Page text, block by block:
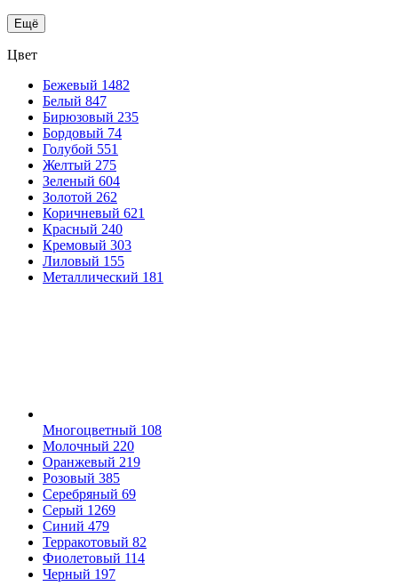
Ещё
Цвет
Бежевый 1482
Белый 847
Бирюзовый 235
Бордовый 74
Голубой 551
Желтый 275
Зеленый 604
Золотой 262
Коричневый 621
Красный 240
Кремовый 303
Лиловый 155
Металлический 181
Многоцветный 108
Молочный 220
Оранжевый 219
Розовый 385
Серебряный 69
Серый 1269
Синий 479
Терракотовый 82
Фиолетовый 114
Черный 197